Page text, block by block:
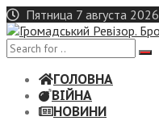
Skip
to
content
Пятница 7 августа 2026
ГОЛОВНА
ВІЙНА
НОВИНИ